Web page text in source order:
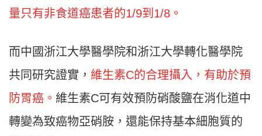
量只有非食道癌患者的1/9到1/8。
而中國浙江大學醫學院和浙江大學轉化醫學院
共同研究證實， 維生素C的合理攝入，有助於預
防胃癌。 維生素C可有效預防硝酸鹽在消化道中
轉變為致癌物亞硝胺，還能保持基本細胞質的